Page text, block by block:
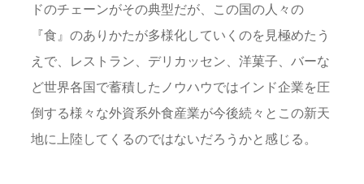
ドのチェーンがその典型だが、この国の人々の
『食』のありかたが多様化していくのを見極めたう
えで、レストラン、デリカッセン、洋菓子、バーな
ど世界各国で蓄積したノウハウではインド企業を圧
倒する様々な外資系外食産業が今後続々とこの新天
地に上陸してくるのではないだろうかと感じる。